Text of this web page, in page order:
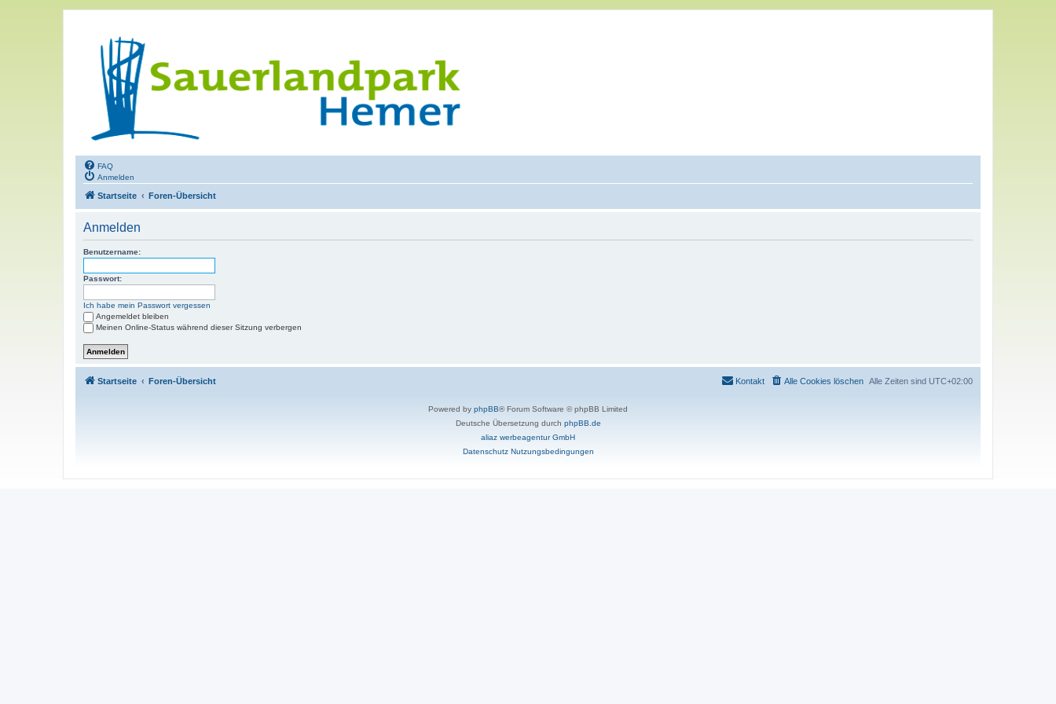
FAQ
Anmelden
Startseite Foren-Übersicht
Anmelden
Benutzername:
Passwort:
Ich habe mein Passwort vergessen
Angemeldet bleiben
Meinen Online-Status während dieser Sitzung verbergen
Startseite Foren-Übersicht Alle Zeiten sind UTC+02:00
Alle Cookies löschen
Kontakt
Powered by phpBB® Forum Software © phpBB Limited
Deutsche Übersetzung durch phpBB.de
aliaz werbeagentur GmbH
Datenschutz Nutzungsbedingungen